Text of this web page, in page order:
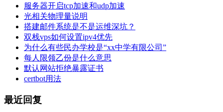
服务器开启tcp加速和udp加速
光相关物理量说明
搭建邮件系统是不是运维深坑？
双栈vps如何设置ipv4优先
为什么有些民办学校是“xx中学有限公司”
每人限领乙份是什么意思
默认网站拒绝暴露证书
certbot用法
最近回复